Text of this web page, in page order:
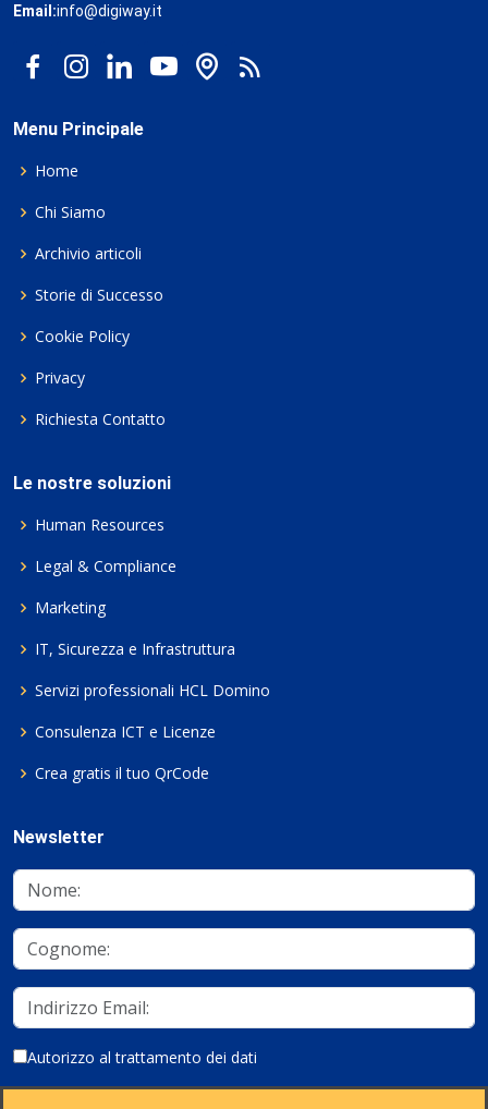
Email:info@digiway.it
Menu Principale
Home
Chi Siamo
Archivio articoli
Storie di Successo
Cookie Policy
Privacy
Richiesta Contatto
Le nostre soluzioni
Human Resources
Legal & Compliance
Marketing
IT, Sicurezza e Infrastruttura
Servizi professionali HCL Domino
Consulenza ICT e Licenze
Crea gratis il tuo QrCode
Newsletter
Autorizzo al trattamento dei dati